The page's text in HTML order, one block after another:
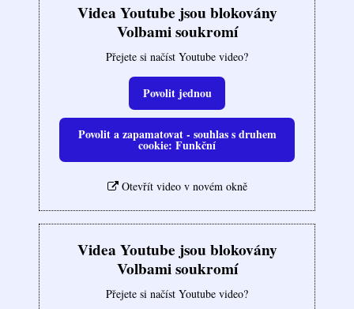
Videa Youtube jsou blokovány
Volbami soukromí
Přejete si načíst Youtube video?
Povolit jednou
Povolit a zapamatovat - souhlas s druhem
cookie: Funkční
Otevřít video v novém okně
Videa Youtube jsou blokovány
Volbami soukromí
Přejete si načíst Youtube video?